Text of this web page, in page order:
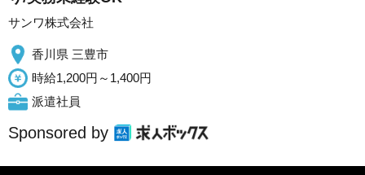
サンワ株式会社
香川県 三豊市
時給1,200円～1,400円
派遣社員
Sponsored by